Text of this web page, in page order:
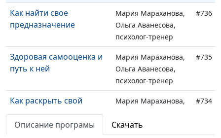
Как найти свое
предназначение
Мария Мараханова,
Ольга Аванесова,
психолог-тренер
#736
Здоровая самооценка и
путь к ней
Мария Мараханова,
Ольга Аванесова,
психолог-тренер
#735
Как раскрыть свой
потенциал?
Мария Мараханова,
психолог-тренер
#734
Описание програмы Скачать